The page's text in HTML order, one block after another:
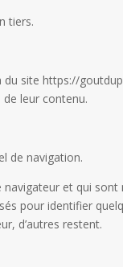
tiers.
site https://
leur contenu.
de navigation.
et qui sont
pour identifier
d’autres restent.